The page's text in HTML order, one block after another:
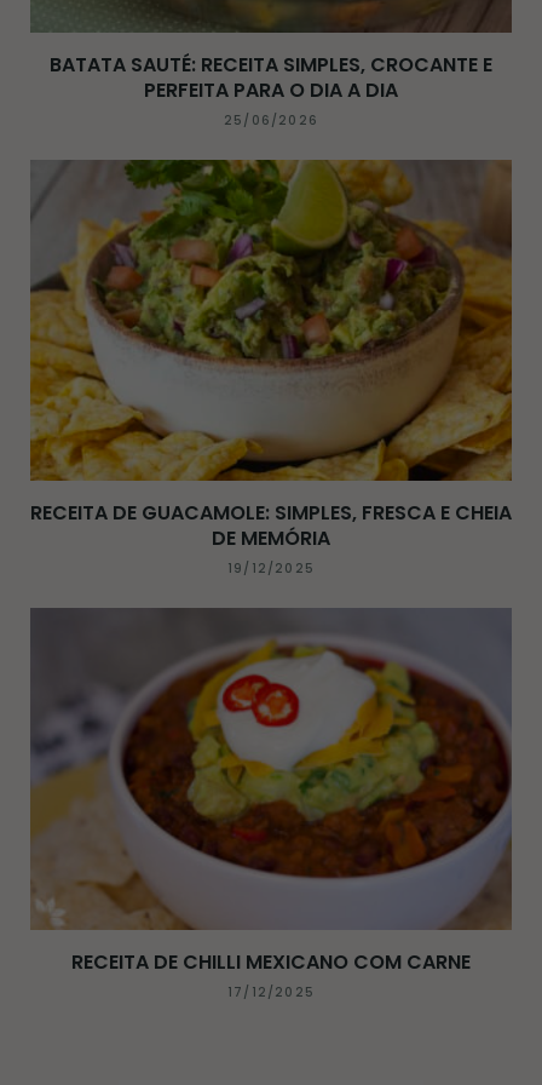
BATATA SAUTÉ: RECEITA SIMPLES, CROCANTE E
PERFEITA PARA O DIA A DIA
25/06/2026
RECEITA DE GUACAMOLE: SIMPLES, FRESCA E CHEIA
DE MEMÓRIA
19/12/2025
RECEITA DE CHILLI MEXICANO COM CARNE
17/12/2025